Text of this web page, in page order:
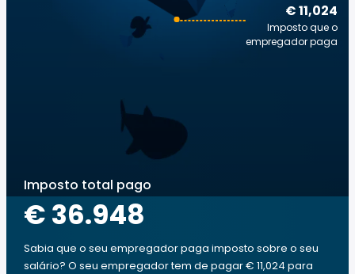
€ 11,024
Imposto que o
empregador paga
Imposto total pago
€ 36.948
Sabia que o seu empregador paga imposto sobre o seu
salário? O seu empregador tem de pagar € 11,024 para